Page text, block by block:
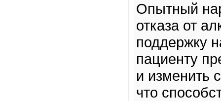
Опытный
отказа от
поддержку
пациенту
и изменить
что